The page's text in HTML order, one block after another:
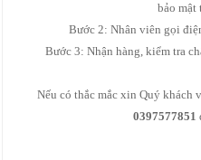
bảo
Bước 2: Nhân viên gọi
Bước 3: Nhận hàng, kiểm tra
Nếu có thắc mắc xin Quý
0397577851